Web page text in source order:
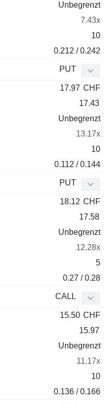
Unbegrenzt
7.43x
10
0.212 / 0.242
PUT
17.97 CHF
17.43
Unbegrenzt
13.17x
10
0.112 / 0.144
PUT
18.12 CHF
17.58
Unbegrenzt
12.28x
5
0.27 / 0.28
CALL
15.50 CHF
15.97
Unbegrenzt
11.17x
10
0.136 / 0.166